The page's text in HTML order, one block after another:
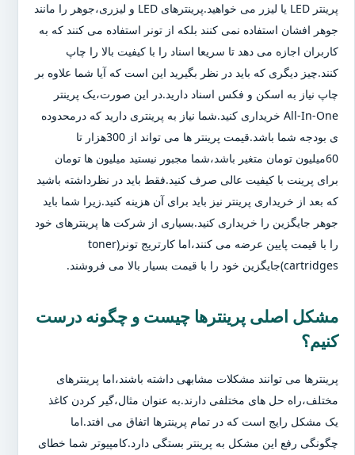
پرینتر LED یا لیزر می خواهید.پرینترهای LED و لیزری،جوهر را مانند
جوهر افشان استفاده نمی کنند بلکه از تونر استفاده می کنند که به
کاربران اجازه می دهد تا سریعا اسناد را با کیفیت بالا را چاپ
کنند.چیز دیگری که باید در نظر بگیرید این است که آیا شما علاوه بر
چاپ نیاز به اسکن و فکس اسناد دارید.در این صورت،یک پرینتر
All-In-One خریداری کنید.شما نیاز به پرینتری دارید که درمحدوده
ی بودجه شما باشد.قیمت پرینتر ها می تواند از 300هزار تا
60میلیون تومان متغیر باشد،شما مجبور نیستید میلیون ها تومان
برای پرینت با کیفیت عالی صرف کنید.فقط باید در نظرداشته باشید
که بعد از خریداری پرینتر نیز باید برای آن هزینه کنید.زیرا شما باید
جوهر جایگزین را خریداری کنید.بسیاری از شرکت ها پرینترهای خود
را با قیمت پایین عرضه می کنند،اما کارتریج تونر(toner
cartridges)جایگزین خود را با قیمت بسیار بالا می فروشند.
مشکل اصلی پرینترها چیست و چگونه درست
کنیم؟
پرینترها می توانند مشکلات مشابهی داشته باشند،اما پرینترهای
مختلف،راه حل های مختلفی دارند.به عنوان مثال،گیر کردن کاغذ
یک مشکل رایج است که در تمام پرینترها اتفاق می افتد.اما
چگونگی رفع این مشکل به پرینتر بستگی دارد.کامپیوتر شما خطای